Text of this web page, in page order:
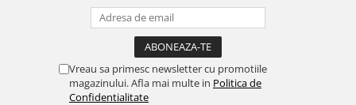
Vreau sa primesc newsletter cu promotiile
magazinului. Afla mai multe in Politica de
Confidentialitate